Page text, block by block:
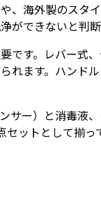
、海外製のスタ
ができないと判
です。レバー式
れます。ハンド
サー）と消毒液
ットとして揃